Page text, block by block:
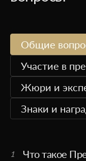
Общие
Участие в
Жюри и
Знаки и
1 Что такое